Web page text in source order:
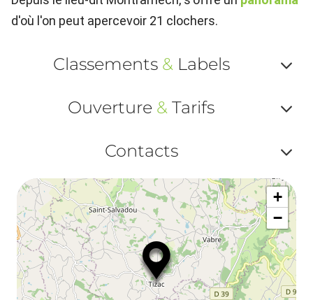
d'où l'on peut apercevoir 21 clochers.
Classements &Labels
ou
Ouverture & Tarifs
ou
et
Contacts
ou
+
−